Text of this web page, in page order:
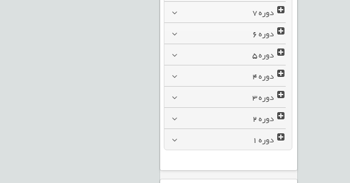
دوره
دوره
دوره
دوره
دوره
دوره
دوره